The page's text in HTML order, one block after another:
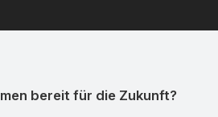
bereit für die Zukunft?